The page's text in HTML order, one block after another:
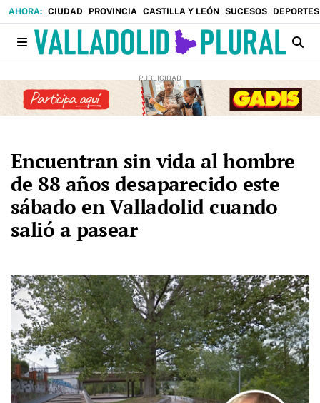
CIUDAD PROVINCIA CASTILLA Y LEÓN SUCESOS DEPORTES
Encuentran sin vida al hombre
de 88 años desaparecido este
sábado en Valladolid cuando
salió a pasear